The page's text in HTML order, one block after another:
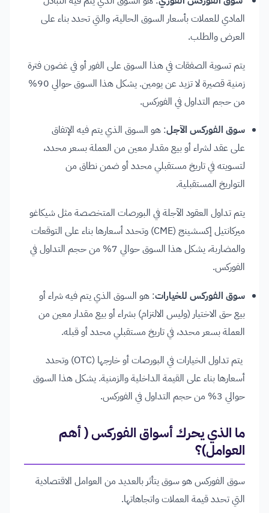
المادي للعملات بأسعار السوق الحالية، والتي تحدد بناء على
العرض والطلب.
يتم تسوية الصفقات في هذا السوق على الفور أو في غضون فترة
زمنية قصيرة لا تزيد عن يومين. يشكل هذا السوق حوالي 90%
من حجم التداول في الفوركس.
سوق الفوركس الآجل: هو السوق الذي يتم فيه الإتفاق
على عقد لشراء أو بيع مقدار معين من العملة بسعر محدد،
لتسويته في تاريخ مستقبلي محدد أو ضمن نطاق من
التواريخ المستقبلية.
يتم تداول العقود الآجلة في البورصات المتخصصة مثل شيكاغو
ميركانتيل إكسشينج (CME) وتحدد أسعارها بناء على التوقعات
والمضاربة، يشكل هذا السوق حوالي 7% من حجم التداول في
الفوركس.
سوق الفوركس للخيارات: هو السوق الذي يتم فيه شراء أو
بيع حق الاختيار (وليس الالتزام) بشراء أو بيع مقدار معين من
العملة بسعر محدد، في تاريخ مستقبلي محدد أو قبله.
يتم تداول الخيارات في البورصات أو خارجها (OTC) وتحدد
أسعارها بناء على القيمة الداخلية والزمنية. يشكل هذا السوق
حوالي 3% من حجم التداول في الفوركس.
ما الذي يحرك أسواق الفوركس ( أهم
العوامل)؟
سوق الفوركس هو سوق يتأثر بالعديد من العوامل الاقتصادية
التي تحدد قيمة العملات واتجاهاتها.